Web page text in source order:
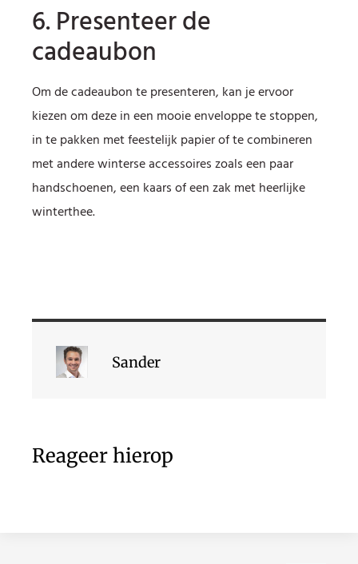
6. Presenteer de
cadeaubon
Om de cadeaubon te presenteren, kan je ervoor
kiezen om deze in een mooie enveloppe te stoppen,
in te pakken met feestelijk papier of te combineren
met andere winterse accessoires zoals een paar
handschoenen, een kaars of een zak met heerlijke
winterthee.
Sander
Reageer hierop